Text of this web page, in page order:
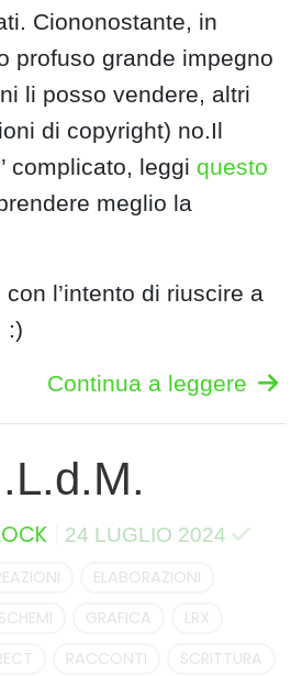
Ciononostante, in
profuso grande impegno
li posso vendere, altri
di copyright) no.Il
complicato, leggi questo
meglio la
l’intento di riuscire a
:)
Continua a leggere
24 LUGLIO 2024
ELABORAZIONI
GRAFICA
LRX
RACCONTI
SCRITTURA